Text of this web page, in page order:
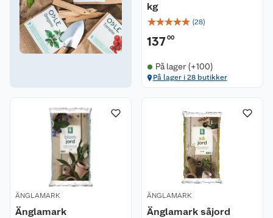
kg
☆☆☆☆☆ (28)
13700
På lager (+100)
På lager i 28 butikker
ÄNGLAMARK
Änglamark
ÄNGLAMARK
Änglamark såjord